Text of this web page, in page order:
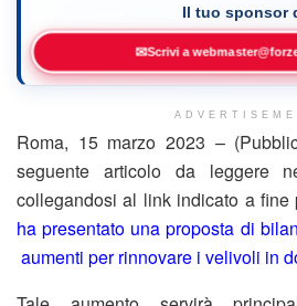
Il tuo sponsor
✉Scrivi a
Roma, 15 marzo 2023 –
seguente articolo da leggere
collegandosi al link indicato a
ha presentato una proposta di
aumenti per rinnovare i velivoli in